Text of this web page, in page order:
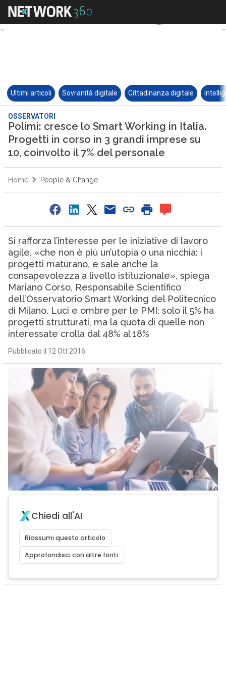
Ultimi articoli Sovranità digitale Cittadinanza digitale
OSSERVATORI
Polimi: cresce lo Smart Working in Italia.
Progetti in corso in 3 grandi imprese su
10, coinvolto il 7% del personale
Home People & Change
Si rafforza l’interesse per le iniziative di lavoro
agile, «che non è più un’utopia o una nicchia: i
progetti maturano, e sale anche la
consapevolezza a livello istituzionale», spiega
Mariano Corso, Responsabile Scientifico
dell’Osservatorio Smart Working del Politecnico
di Milano. Luci e ombre per le PMI: solo il 5% ha
progetti strutturati, ma la quota di quelle non
interessate crolla dal 48% al 18%
Pubblicato il 12 Ott 2016
Chiedi all'AI
Riassumi questo articolo
Approfondisci con altre fonti